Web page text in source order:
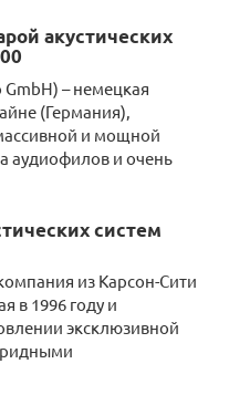
акустических
– немецкая
(Германия),
и мощной
аудиофилов и очень
систем
из Карсон-Сити
в 1996 году и
эксклюзивной